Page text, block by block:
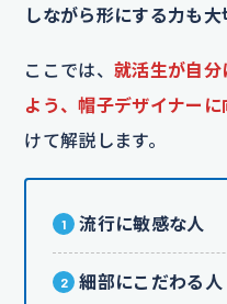
しながら形にする力も大
ここでは、 就活生が自分
よう、帽子デザイナー
けて解説します。
流行に敏感な人
細部にこだわる人